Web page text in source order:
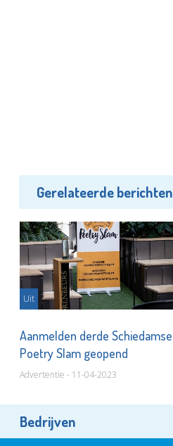
Gerelateerde berichten
Uit
Aanmelden derde Schiedamse
Poetry Slam geopend
Advertentie - 11-04-2023
Bedrijven